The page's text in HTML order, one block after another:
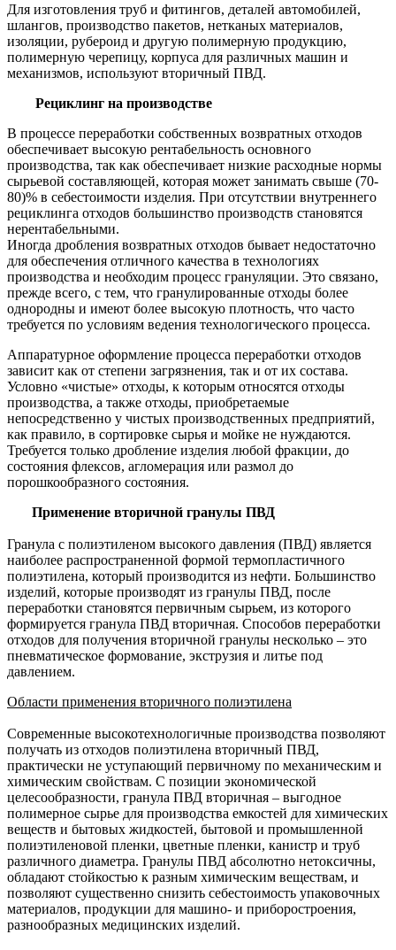
Для изготовления труб и фитингов, деталей автомобилей,
шлангов, производство пакетов, нетканых материалов,
изоляции, рубероид и другую полимерную продукцию,
полимерную черепицу, корпуса для различных машин и
механизмов, используют вторичный ПВД.
Рециклинг на производстве
В процессе переработки собственных возвратных отходов
обеспечивает высокую рентабельность основного
производства, так как обеспечивает низкие расходные нормы
сырьевой составляющей, которая может занимать свыше (70-
80)% в себестоимости изделия. При отсутствии внутреннего
рециклинга отходов большинство производств становятся
нерентабельными.
Иногда дробления возвратных отходов бывает недостаточно
для обеспечения отличного качества в технологиях
производства и необходим процесс грануляции. Это связано,
прежде всего, с тем, что гранулированные отходы более
однородны и имеют более высокую плотность, что часто
требуется по условиям ведения технологического процесса.
Аппаратурное оформление процесса переработки отходов
зависит как от степени загрязнения, так и от их состава.
Условно «чистые» отходы, к которым относятся отходы
производства, а также отходы, приобретаемые
непосредственно у чистых производственных предприятий,
как правило, в сортировке сырья и мойке не нуждаются.
Требуется только дробление изделия любой фракции, до
состояния флексов, агломерация или размол до
порошкообразного состояния.
Применение вторичной гранулы ПВД
Гранула с полиэтиленом высокого давления (ПВД) является
наиболее распространенной формой термопластичного
полиэтилена, который производится из нефти. Большинство
изделий, которые производят из гранулы ПВД, после
переработки становятся первичным сырьем, из которого
формируется гранула ПВД вторичная. Способов переработки
отходов для получения вторичной гранулы несколько – это
пневматическое формование, экструзия и литье под
давлением.
Области применения вторичного полиэтилена
Современные высокотехнологичные производства позволяют
получать из отходов полиэтилена вторичный ПВД,
практически не уступающий первичному по механическим и
химическим свойствам. С позиции экономической
целесообразности, гранула ПВД вторичная – выгодное
полимерное сырье для производства емкостей для химических
веществ и бытовых жидкостей, бытовой и промышленной
полиэтиленовой пленки, цветные пленки, канистр и труб
различного диаметра. Гранулы ПВД абсолютно нетоксичны,
обладают стойкостью к разным химическим веществам, и
позволяют существенно снизить себестоимость упаковочных
материалов, продукции для машино- и приборостроения,
разнообразных медицинских изделий.